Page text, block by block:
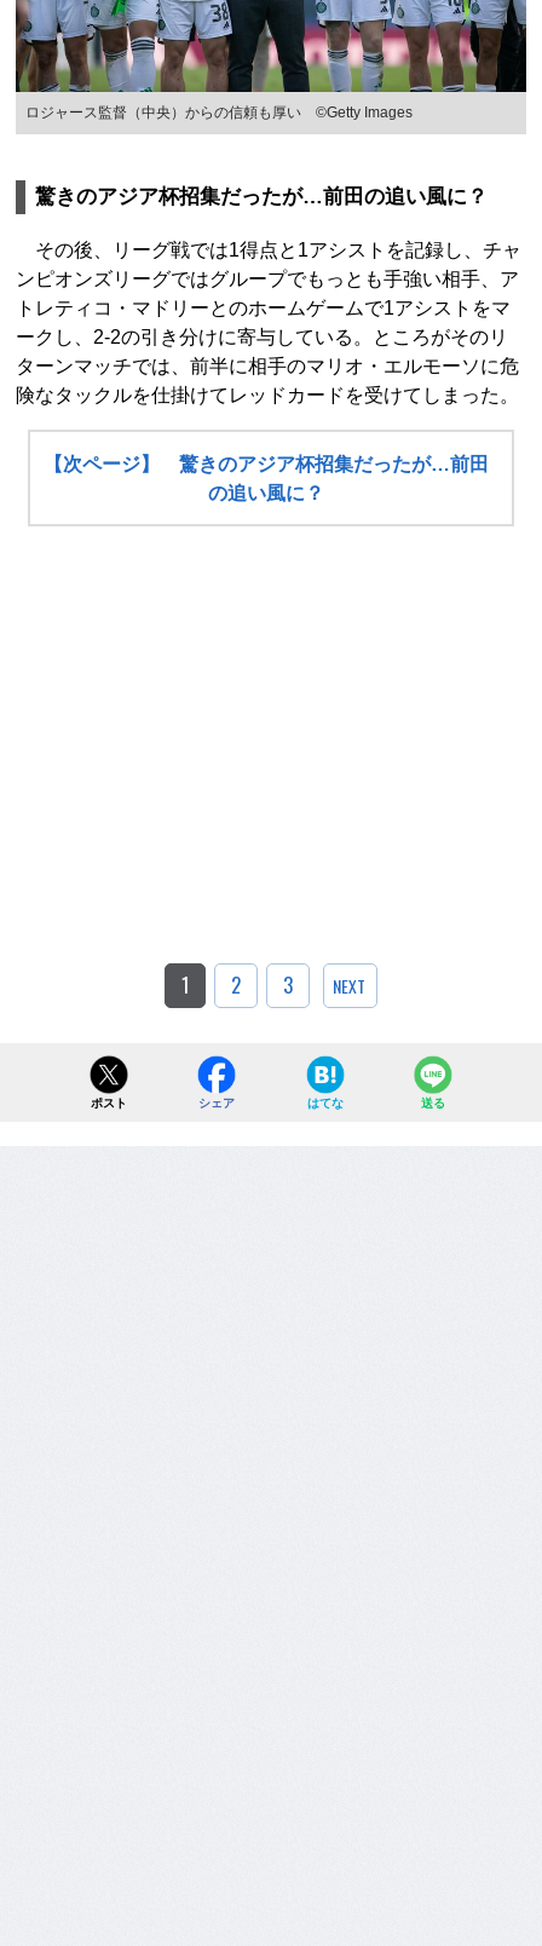
ロジャース監督（中央）からの信頼も厚い ©Getty Images
驚きのアジア杯招集だったが…前田の追い風に？
その後、リーグ戦では1得点と1アシストを記録し、チャ
ンピオンズリーグではグループでもっとも手強い相手、ア
トレティコ・マドリーとのホームゲームで1アシストをマ
ークし、2-2の引き分けに寄与している。ところがそのリ
ターンマッチでは、前半に相手のマリオ・エルモーソに危
険なタックルを仕掛けてレッドカードを受けてしまった。
【次ページ】 驚きのアジア杯招集だったが…前田
の追い風に？
1 2 3 NEXT
ポスト シェア はてな 送る